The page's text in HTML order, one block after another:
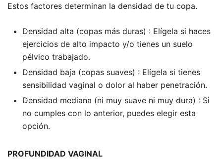
Estos factores determinan la densidad de tu copa.
Densidad alta (copas más duras) : Elígela si haces
ejercicios de alto impacto y/o tienes un suelo
pélvico trabajado.
Densidad baja (copas suaves) : Elígela si tienes
sensibilidad vaginal o dolor al haber penetración.
Densidad mediana (ni muy suave ni muy dura) : Si
no cumples con lo anterior, puedes elegir esta
opción.
PROFUNDIDAD VAGINAL